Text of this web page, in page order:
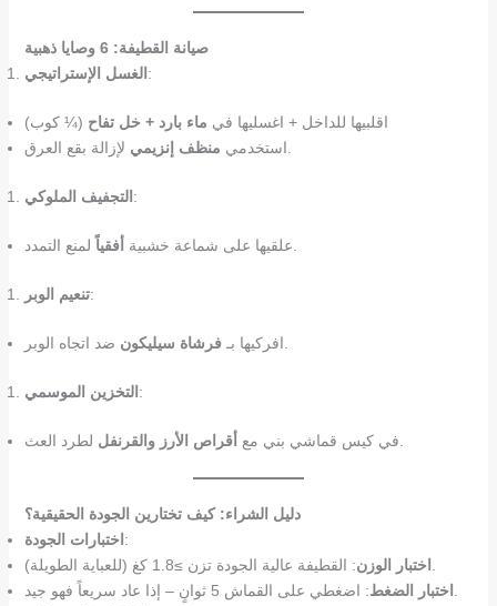
صيانة القطيفة: 6 وصايا ذهبية
الغسل الإستراتيجي :
اقلبيها للداخل + اغسليها في ماء بارد + خل تفاح (¼ كوب)
استخدمي منظف إنزيمي لإزالة بقع العرق.
التجفيف الملوكي :
علقيها على شماعة خشبية أفقياً لمنع التمدد.
تنعيم الوبر:
افركيها بـفرشاة سيليكون ضد اتجاه الوبر.
التخزين الموسمي :
في كيس قماشي بني مع أقراص الأرز والقرنفل لطرد العث.
دليل الشراء: كيف تختارين الجودة الحقيقية؟
اختبارات الجودة :
اختبار الوزن : القطيفة عالية الجودة تزن ≥1.8 كغ (للعباية الطويلة).
اختبار الضغط : اضغطي على القماش 5 ثوانٍ – إذا عاد سريعاً فهو جيد.